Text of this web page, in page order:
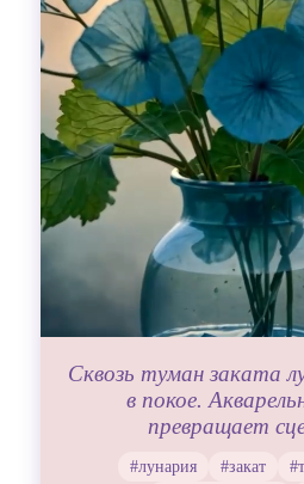
Сквозь туман заката
в покое.
превращает
#лунария #закат